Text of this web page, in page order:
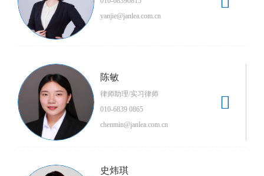
yanjie@janlea.com.cn

陈敏
律师助理/实习律师
010-6839 0865
chenmin@janlea.com.cn
史炜琪